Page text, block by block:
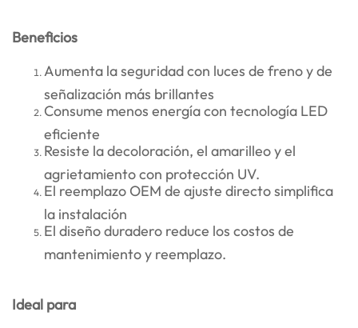
Beneficios
Aumenta la seguridad con luces de freno y de
señalización más brillantes
Consume menos energía con tecnología LED
eficiente
Resiste la decoloración, el amarilleo y el
agrietamiento con protección UV.
El reemplazo OEM de ajuste directo simplifica
la instalación
El diseño duradero reduce los costos de
mantenimiento y reemplazo.
Ideal para